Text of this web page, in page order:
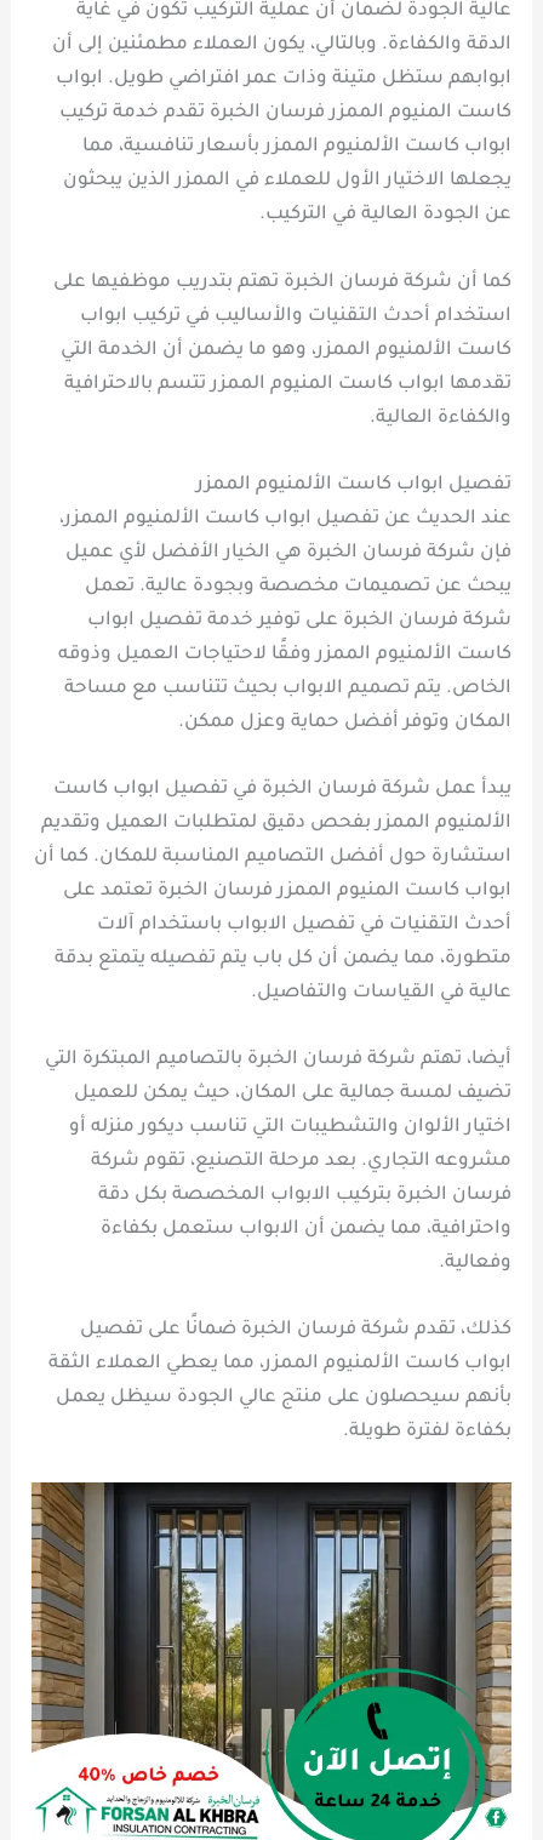
عالية الجودة لضمان أن عملية التركيب تكون في غاية
الدقة والكفاءة. وبالتالي، يكون العملاء مطمئنين إلى أن
ابوابهم ستظل متينة وذات عمر افتراضي طويل. ابواب
كاست المنيوم الممزر فرسان الخبرة تقدم خدمة تركيب
ابواب كاست الألمنيوم الممزر بأسعار تنافسية، مما
يجعلها الاختيار الأول للعملاء في الممزر الذين يبحثون
عن الجودة العالية في التركيب.
كما أن شركة فرسان الخبرة تهتم بتدريب موظفيها على
استخدام أحدث التقنيات والأساليب في تركيب ابواب
كاست الألمنيوم الممزر، وهو ما يضمن أن الخدمة التي
تقدمها ابواب كاست المنيوم الممزر تتسم بالاحترافية
والكفاءة العالية.
تفصيل ابواب كاست الألمنيوم الممزر
عند الحديث عن تفصيل ابواب كاست الألمنيوم الممزر،
فإن شركة فرسان الخبرة هي الخيار الأفضل لأي عميل
يبحث عن تصميمات مخصصة وبجودة عالية. تعمل
شركة فرسان الخبرة على توفير خدمة تفصيل ابواب
كاست الألمنيوم الممزر وفقًا لاحتياجات العميل وذوقه
الخاص. يتم تصميم الابواب بحيث تتناسب مع مساحة
المكان وتوفر أفضل حماية وعزل ممكن.
يبدأ عمل شركة فرسان الخبرة في تفصيل ابواب كاست
الألمنيوم الممزر بفحص دقيق لمتطلبات العميل وتقديم
استشارة حول أفضل التصاميم المناسبة للمكان. كما أن
ابواب كاست المنيوم الممزر فرسان الخبرة تعتمد على
أحدث التقنيات في تفصيل الابواب باستخدام آلات
متطورة، مما يضمن أن كل باب يتم تفصيله يتمتع بدقة
عالية في القياسات والتفاصيل.
أيضا، تهتم شركة فرسان الخبرة بالتصاميم المبتكرة التي
تضيف لمسة جمالية على المكان، حيث يمكن للعميل
اختيار الألوان والتشطيبات التي تناسب ديكور منزله أو
مشروعه التجاري. بعد مرحلة التصنيع، تقوم شركة
فرسان الخبرة بتركيب الابواب المخصصة بكل دقة
واحترافية، مما يضمن أن الابواب ستعمل بكفاءة
وفعالية.
كذلك، تقدم شركة فرسان الخبرة ضمانًا على تفصيل
ابواب كاست الألمنيوم الممزر، مما يعطي العملاء الثقة
بأنهم سيحصلون على منتج عالي الجودة سيظل يعمل
بكفاءة لفترة طويلة.